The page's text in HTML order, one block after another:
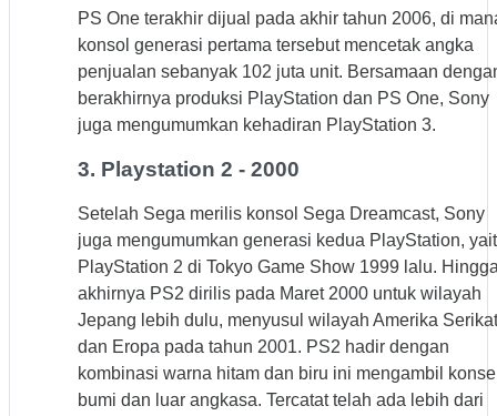
PS One terakhir dijual pada akhir tahun 2006, di
konsol generasi pertama tersebut mencetak angka
penjualan sebanyak 102 juta unit. Bersamaan
berakhirnya produksi PlayStation dan PS One, Sony
juga mengumumkan kehadiran PlayStation 3.
3. Playstation 2 - 2000
Setelah Sega merilis konsol Sega Dreamcast, Sony
juga mengumumkan generasi kedua PlayStation,
PlayStation 2 di Tokyo Game Show 1999 lalu.
akhirnya PS2 dirilis pada Maret 2000 untuk wilayah
Jepang lebih dulu, menyusul wilayah Amerika Serikat
dan Eropa pada tahun 2001. PS2 hadir dengan
kombinasi warna hitam dan biru ini mengambil
bumi dan luar angkasa. Tercatat telah ada lebih dari